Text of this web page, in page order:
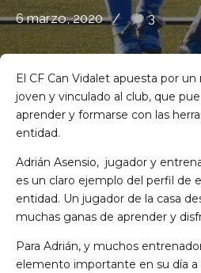
6 marzo, 2020 3
El CF Can Vidalet apuesta por
joven y vinculado al club, que
aprender y formarse con las
entidad.
Adrián Asensio, jugador y
es un claro ejemplo del perfil de
entidad. Un jugador de la casa
muchas ganas de aprender y
Para Adrián, y muchos
elemento importante en su día a